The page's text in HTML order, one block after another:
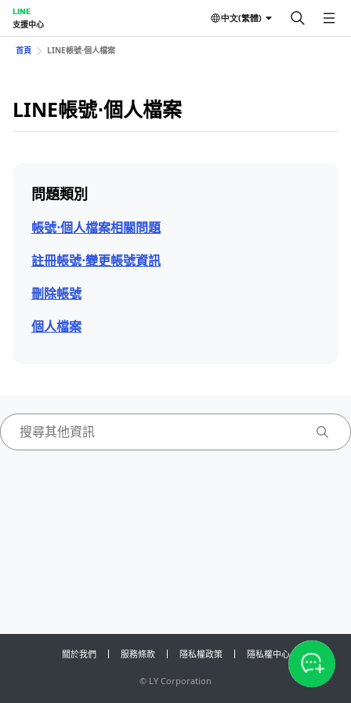
LINE
支援中心
中文(繁體)
首頁 LINE帳號⋅個人檔案
LINE帳號⋅個人檔案
問題類別
帳號⋅個人檔案相關問題
註冊帳號⋅變更帳號資訊
刪除帳號
個人檔案
關於我們 服務條款 隱私權政策 隱私權中心
© LY Corporation